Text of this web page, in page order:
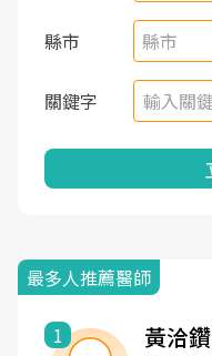
縣市 縣市
關鍵字
最多人推薦醫師
1 黃洽